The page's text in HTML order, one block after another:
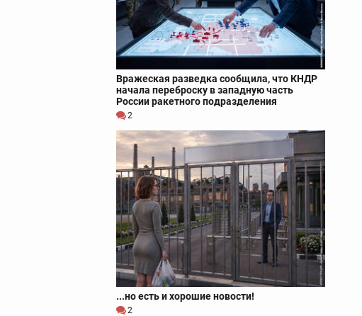
Вражеская разведка сообщила, что КНДР
начала переброску в западную часть
России ракетного подразделения
2
...но есть и хорошие новости!
2